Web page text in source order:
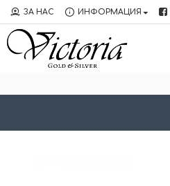
ЗА НАС ИНФОРМАЦИЯ